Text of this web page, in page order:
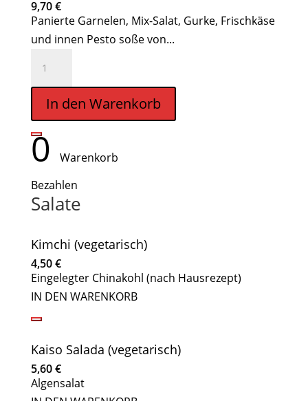
9,70€
Panierte Garnelen, Mix-Salat, Gurke, Frischkäse
und innen Pesto soße von...
Ebi
Menge
In den Warenkorb
0
Warenkorb
Bezahlen
Salate
Kimchi (vegetarisch)
4,50€
Eingelegter Chinakohl (nach Hausrezept)
IN DEN WARENKORB
Kaiso Salada (vegetarisch)
5,60€
Algensalat